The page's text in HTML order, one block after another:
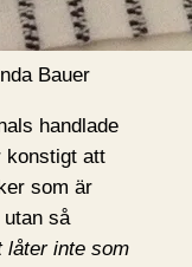
Bauer
handlade
konstigt att
som är
så
låter inte som